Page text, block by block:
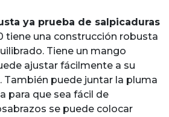
ya prueba de salpicaduras
tiene una construcción robusta
Tiene un mango
ajustar fácilmente a su
También puede juntar la pluma
para que sea fácil de
se puede colocar